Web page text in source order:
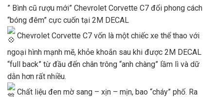
” Bình cũ rượu mới” Chevrolet Corvette C7 đổi phong cách
“bóng đêm” cực cuốn tại 2M DECAL
Chevrolet Corvette C7 vốn là một chiếc xe thể thao với
ngoại hình mạnh mẽ, khỏe khoắn sau khi được 2M DECAL
“full back” từ đầu đến chân trông “anh chàng” lầm lì và dữ
dằn hơn rất nhiều.
Chất liệu đen mờ sang – xịn – mịn, bao “cháy” phố. Ra